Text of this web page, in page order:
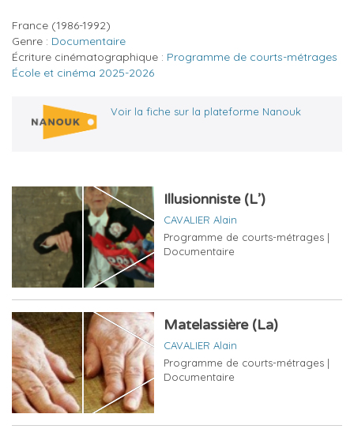
France (1986-1992)
Genre : Documentaire
Écriture cinématographique : Programme de courts-métrages
École et cinéma 2025-2026
Voir la fiche sur la plateforme Nanouk
Illusionniste (L’)
CAVALIER Alain
Programme de courts-métrages |
Documentaire
Matelassière (La)
CAVALIER Alain
Programme de courts-métrages |
Documentaire